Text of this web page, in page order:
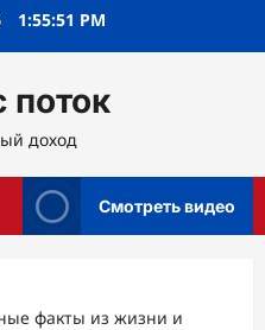
1:55:53 PM
поток
доход
Смотреть видео
факты из жизни и